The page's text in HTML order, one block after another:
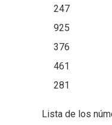
247
925
376
461
281
Lista de los